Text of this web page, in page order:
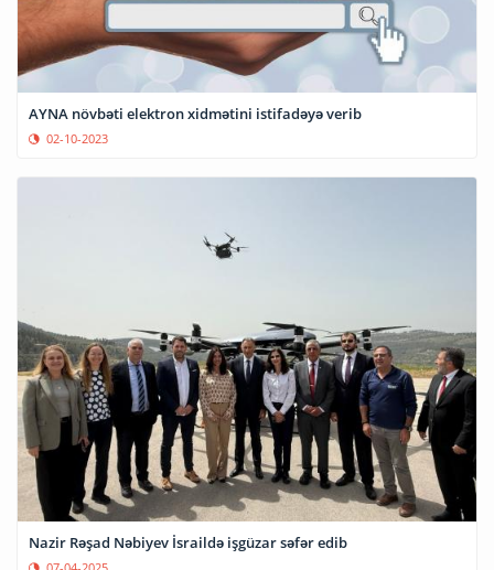
AYNA növbəti elektron xidmətini istifadəyə verib
02-10-2023
Nazir Rəşad Nəbiyev İsraildə işgüzar səfər edib